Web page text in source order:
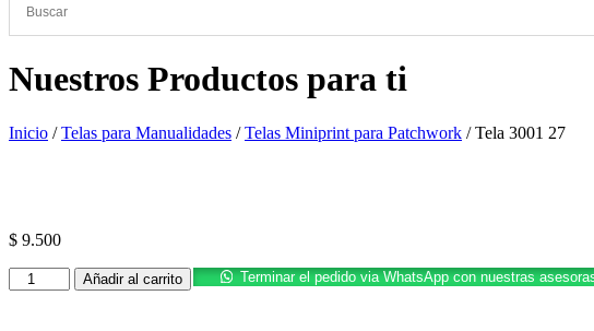
Nuestros Productos para ti
Inicio /Telas para Manualidades /Telas Miniprint para Patchwork / Tela 3001 27
$ 9.500
Tela
3001
Añadir al carrito Terminar el pedido via WhatsApp con nuestras